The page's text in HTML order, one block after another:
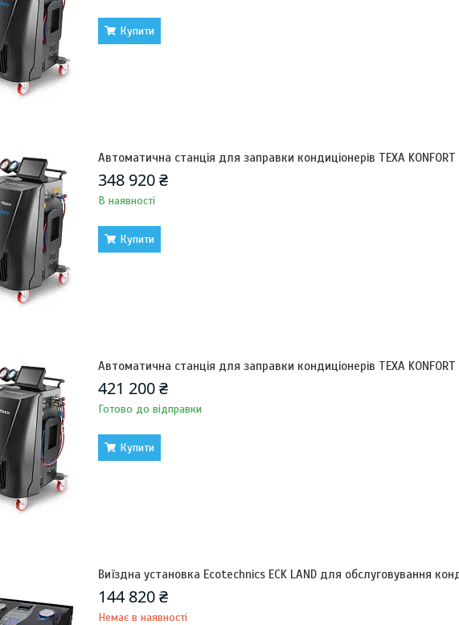
Купити
Автоматична станція для заправки кондиціонерів TEXA KONFORT
348 920 ₴
В наявності
Купити
Автоматична станція для заправки кондиціонерів TEXA KONFORT
421 200 ₴
Готово до відправки
Купити
Виїздна установка Ecotechnics ECK LAND для обслуговування
144 820 ₴
Немає в наявності